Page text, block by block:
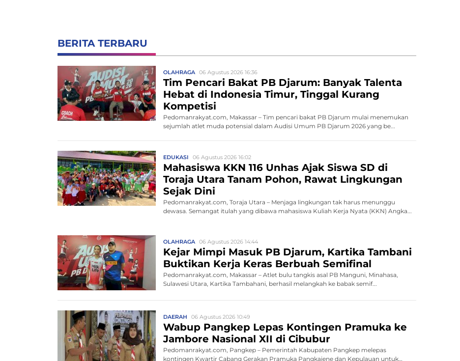
BERITA TERBARU
OLAHRAGA 06 Agustus 2026 16:36
Tim Pencari Bakat PB Djarum: Banyak Talenta
Hebat di Indonesia Timur, Tinggal Kurang
Kompetisi
Pedomanrakyat.com, Makassar – Tim pencari bakat PB Djarum mulai menemukan
sejumlah atlet muda potensial dalam Audisi Umum PB Djarum 2026 yang be...
EDUKASI 06 Agustus 2026 16:02
Mahasiswa KKN 116 Unhas Ajak Siswa SD di
Toraja Utara Tanam Pohon, Rawat Lingkungan
Sejak Dini
Pedomanrakyat.com, Toraja Utara – Menjaga lingkungan tak harus menunggu
dewasa. Semangat itulah yang dibawa mahasiswa Kuliah Kerja Nyata (KKN) Angka...
OLAHRAGA 06 Agustus 2026 14:44
Kejar Mimpi Masuk PB Djarum, Kartika Tambani
Buktikan Kerja Keras Berbuah Semifinal
Pedomanrakyat.com, Makassar – Atlet bulu tangkis asal PB Manguni, Minahasa,
Sulawesi Utara, Kartika Tambahani, berhasil melangkah ke babak semif...
DAERAH 06 Agustus 2026 10:49
Wabup Pangkep Lepas Kontingen Pramuka ke
Jambore Nasional XII di Cibubur
Pedomanrakyat.com, Pangkep – Pemerintah Kabupaten Pangkep melepas
kontingen Kwartir Cabang Gerakan Pramuka Pangkajene dan Kepulauan untuk